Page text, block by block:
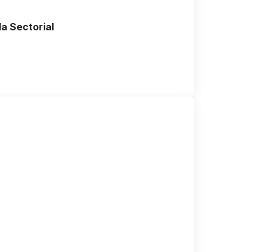
Sectorial